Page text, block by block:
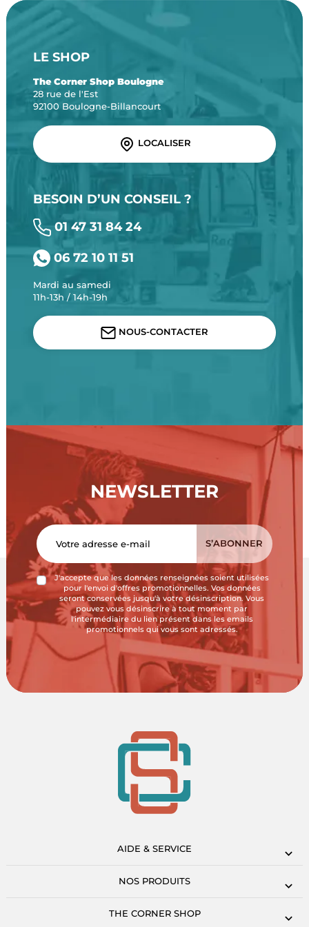
LE SHOP
The Corner Shop Boulogne
28 rue de l'Est
92100 Boulogne-Billancourt
LOCALISER
BESOIN D’UN CONSEIL ?
01 47 31 84 24
06 72 10 11 51
Mardi au samedi
11h-13h / 14h-19h
NOUS-CONTACTER
NEWSLETTER
J'accepte que les données renseignées soient utilisées
pour l'envoi d'offres promotionnelles. Vos données
seront conservées jusqu'à votre désinscription. Vous
pouvez vous désinscrire à tout moment par
l'intermédiaire du lien présent dans les emails
promotionnels qui vous sont adressés.
AIDE & SERVICE
NOS PRODUITS
THE CORNER SHOP